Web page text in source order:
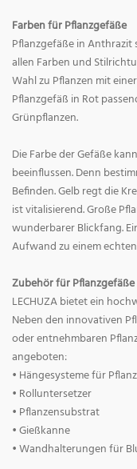
Farben für Pflanzgefäße
Pflanzgefäße in Anthrazit
allen Farben und
Wahl zu Pflanzen mit
Pflanzgefäß in Rot
Grünpflanzen.
Die Farbe der Gefäße
beeinflussen. Denn
Befinden. Gelb regt die
ist vitalisierend. Große
wunderbarer Blickfang.
Aufwand zu einem
Zubehör für Pflanzgefäße
LECHUZA bietet ein
Neben den innovativen
oder entnehmbaren
angeboten:
• Hängesysteme für
• Rolluntersetzer
• Pflanzensubstrat
• Gießkanne
• Wandhalterungen für